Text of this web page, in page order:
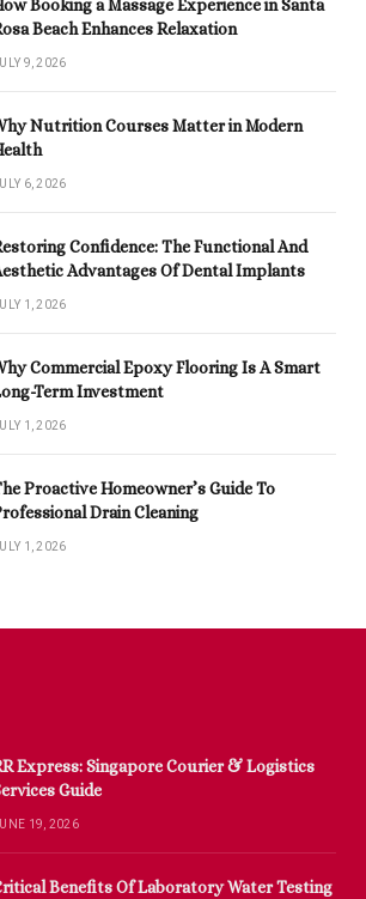
Booking a Massage Experience in Santa
Beach Enhances Relaxation
9, 2026
Nutrition Courses Matter in Modern
6, 2026
Confidence: The Functional And
Advantages Of Dental Implants
1, 2026
Commercial Epoxy Flooring Is A Smart
Term Investment
1, 2026
Proactive Homeowner’s Guide To
Drain Cleaning
1, 2026
Express: Singapore Courier & Logistics
Guide
19, 2026
Benefits Of Laboratory Water Testing